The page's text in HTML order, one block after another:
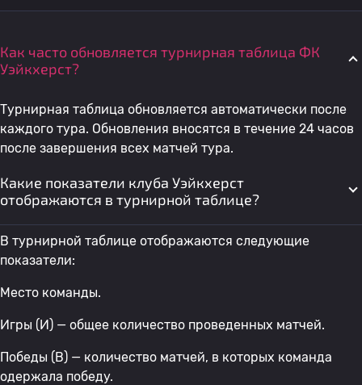
Как часто обновляется турнирная таблица ФК
Уэйкхерст?
Турнирная таблица обновляется автоматически после
каждого тура. Обновления вносятся в течение 24 часов
после завершения всех матчей тура.
Какие показатели клуба Уэйкхерст
отображаются в турнирной таблице?
В турнирной таблице отображаются следующие
показатели:
Место команды.
Игры (И) — общее количество проведенных матчей.
Победы (В) — количество матчей, в которых команда
одержала победу.